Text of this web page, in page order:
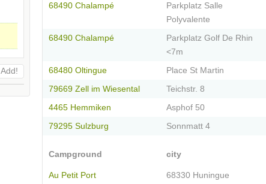
Add!
68490 Chalampé
Parkplatz Salle
Polyvalente
68490 Chalampé
Parkplatz Golf De Rhin
<7m
68480 Oltingue Place St Martin
79669 Zell im Wiesental Teichstr. 8
4465 Hemmiken Asphof 50
79295 Sulzburg Sonnmatt 4
Campground city
Au Petit Port 68330 Huningue